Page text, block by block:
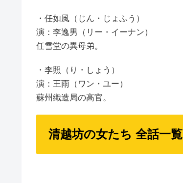
・任如風（じん・じょふう）
演：李逸男（リー・イーナン）
任雪堂の異母弟。
・李照（り・しょう）
演：王雨（ワン・ユー）
蘇州織造局の高官。
清越坊の女たち 全話一覧